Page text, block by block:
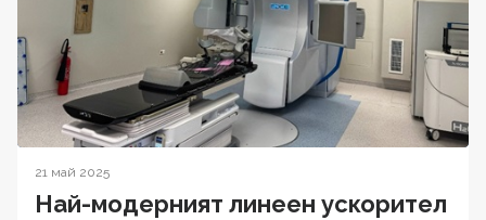
21 май 2025
Най-модерният линеен ускорител